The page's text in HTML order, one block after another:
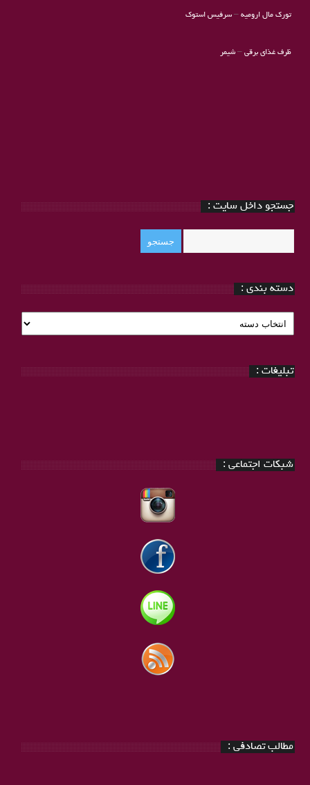
تورک مال ارومیه–سرفیس استوک
ظرف غذای برقی– شیمر
جستجو داخل سایت :
دسته بندی :
دسته
بندی
تبلیغات :
شبکات اجتماعی :
مطالب تصادفی :